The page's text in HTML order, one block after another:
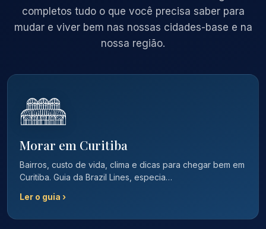
completos tudo o que você precisa saber para
mudar e viver bem nas nossas cidades-base e na
nossa região.
Morar em Curitiba
Bairros, custo de vida, clima e dicas para chegar bem em
Curitiba. Guia da Brazil Lines, especia…
Ler o guia ›